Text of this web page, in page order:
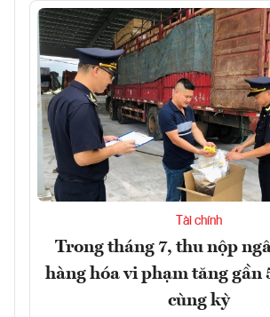
Tài chính
Trong tháng 7, thu nộp
hàng hóa vi phạm tăng gần
cùng kỳ